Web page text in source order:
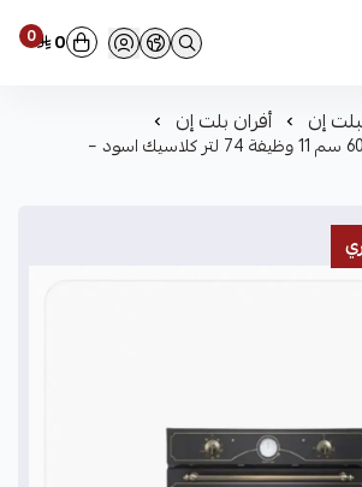
المنزلية 0 0
إن أفران بلت إن
فرن كهربائي إلبا بلت إن 60 سم 11 وظيفة 74 لتر كلاسيك اسود –